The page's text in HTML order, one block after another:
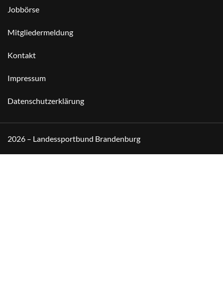
Jobbörse
Mitgliedermeldung
Kontakt
Impressum
Datenschutzerklärung
2026 – Landessportbund Brandenburg